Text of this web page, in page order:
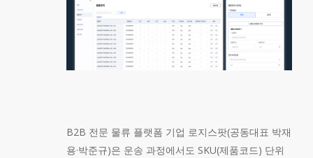
B2B 전문 물류 플랫폼 기업 로지스팟(공동대표 박재
용·박준규)은 운송 과정에서도 SKU(제품코드) 단위